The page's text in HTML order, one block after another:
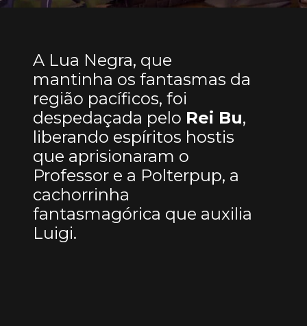
A Lua Negra, que
mantinha os fantasmas da
região pacíficos, foi
despedaçada pelo Rei Bu,
liberando espíritos hostis
que aprisionaram o
Professor e a Polterpup, a
cachorrinha
fantasmagórica que auxilia
Luigi.